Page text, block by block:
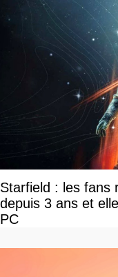
Starfield : les fans
depuis 3 ans et
PC